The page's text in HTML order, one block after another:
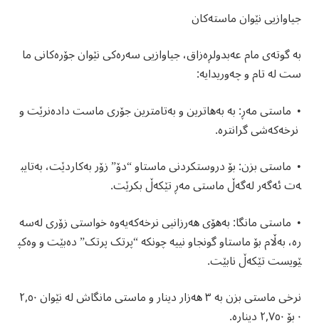
جیاوازیی نێوان ماستەکان
بە گوتەی مام عەبدولڕەزاق، جیاوازیی سەرەکی نێوان جۆرەکانی ما
ست لە تام و چەوریدایە:
• ماستی مەڕ: بە بەهاترین و بەتامترین جۆری ماست دادەنرێت و
نرخەکەشی گرانترە.
• ماستی بزن: بۆ دروستکردنی ماستاو “دۆ” زۆر بەکاردێت، بەتایب
ەت ئەگەر لەگەڵ ماستی مەڕ تێکەڵ بکرێت.
• ماستی مانگا: بەهۆی هەرزانیی نرخەکەیەوە خواستی زۆری لەسە
رە، بەڵام بۆ ماستاو گونجاو نییە چونکە “پرتک پرتک” دەبێت و وەکپ
ێویست تێکەڵ نابێت.
نرخی ماستی بزن بە ٣ هەزار دینار و ماستی مانگاش لە نێوان ٢,٥٠
٠ بۆ ٢,٧٥٠ دینارە.